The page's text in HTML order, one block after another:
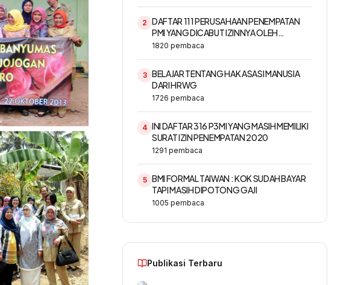
2 DAFTAR 111 PERUSAHAAN PENEMPATAN
PMI YANG DICABUT IZINNYA OLEH
KEMNAKER
1820 pembaca
3 BELAJAR TENTANG HAK ASASI MANUSIA
DARI HRWG
1726 pembaca
4 INI DAFTAR 316 P3MI YANG MASIH MEMILIKI
SURAT IZIN PENEMPATAN 2020
1291 pembaca
5 BMI FORMAL TAIWAN : KOK SUDAH BAYAR
TAPI MASIH DIPOTONG GAJI
1005 pembaca
Publikasi Terbaru